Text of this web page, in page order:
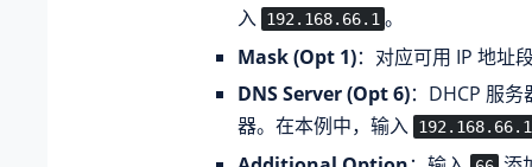
入 192.168.66.1 。
Mask (Opt 1)：对应可用 IP 地址
DNS Server (Opt 6)：DHCP 服
器。在本例中，输入 192.168.66.1